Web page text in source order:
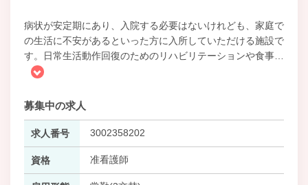
病状が安定期にあり、入院する必要はないけれども、家庭で
の生活に不安があるといった方に入所していただける施設で
す。日常生活動作回復のためのリハビリテーションや食事
募集中の求人
求人番号 3002358202
資格 准看護師